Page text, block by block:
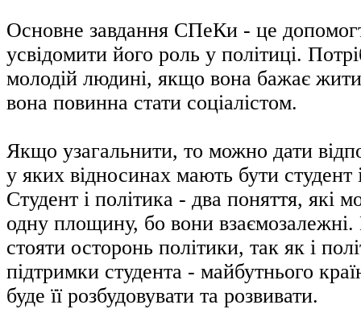
Основне завдання СПеКи - це
усвідомити його роль у політиці.
молодій людині, якщо вона бажає
вона повинна стати соціалістом.
Якщо узагальнити, то можно дати
у яких відносинах мають бути студент
Студент і політика - два поняття, які
одну площину, бо вони
стояти осторонь політики, так як і
підтримки студента - майбутнього
буде її розбудовувати та розвивати.